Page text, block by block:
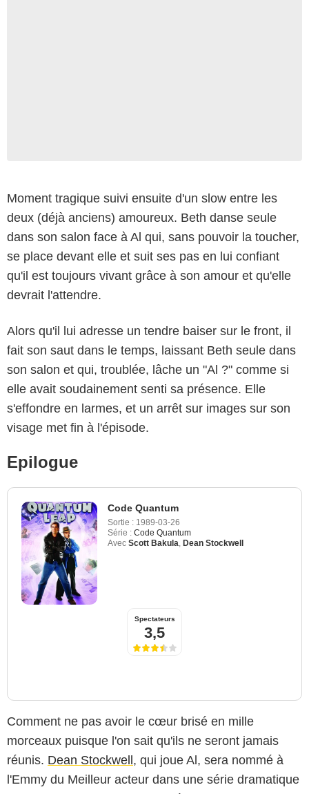
Moment tragique suivi ensuite d'un slow entre les
deux (déjà anciens) amoureux. Beth danse seule
dans son salon face à Al qui, sans pouvoir la toucher,
se place devant elle et suit ses pas en lui confiant
qu'il est toujours vivant grâce à son amour et qu'elle
devrait l'attendre.
Alors qu'il lui adresse un tendre baiser sur le front, il
fait son saut dans le temps, laissant Beth seule dans
son salon et qui, troublée, lâche un "Al ?" comme si
elle avait soudainement senti sa présence. Elle
s'effondre en larmes, et un arrêt sur images sur son
visage met fin à l'épisode.
Epilogue
Code Quantum
Sortie : 1989-03-26
Série : Code Quantum
Avec Scott Bakula Dean Stockwell
Spectateurs
3,5
Comment ne pas avoir le cœur brisé en mille
morceaux puisque l'on sait qu'ils ne seront jamais
réunis. Dean Stockwell, qui joue Al, sera nommé à
l'Emmy du Meilleur acteur dans une série dramatique